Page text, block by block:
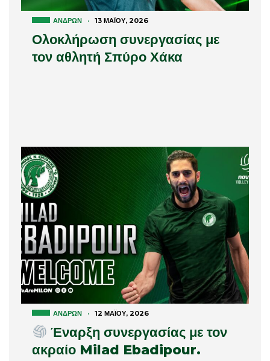
ΑΝΔΡΏΝ · 13 ΜΑΪ́ΟΥ, 2026
Ολοκλήρωση συνεργασίας με
τον αθλητή Σπύρο Χάκα
ΑΝΔΡΏΝ · 12 ΜΑΪ́ΟΥ, 2026
Έναρξη συνεργασίας με τον
ακραίο Milad Ebadipour.